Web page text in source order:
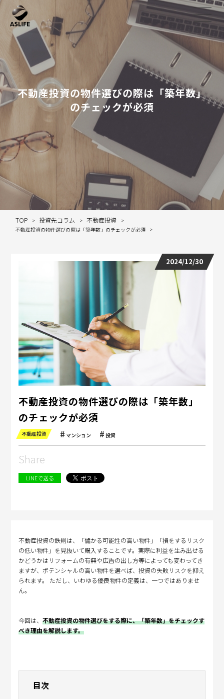
不動産投資の物件選びの際は「築年数」
のチェックが必須
TOP 投資先コラム 不動産投資
不動産投資の物件選びの際は「築年数」のチェックが必須
2024/12/30
不動産投資の物件選びの際は「築年数」
のチェックが必須
不動産投資 マンション 投資
Share
LINEで送る
不動産投資の鉄則は、「儲かる可能性の高い物件」「損をするリスク
の低い物件」を見抜いて購入することです。実際に利益を生み出せる
かどうかはリフォームの有無や広告の出し方等によっても変わってき
ますが、ポテンシャルの高い物件を選べば、投資の失敗リスクを抑え
られます。 ただし、いわゆる優良物件の定義は、一つではありませ
ん。
今回は、不動産投資の物件選びをする際に、「築年数」をチェックす
べき理由を解説します。
目次